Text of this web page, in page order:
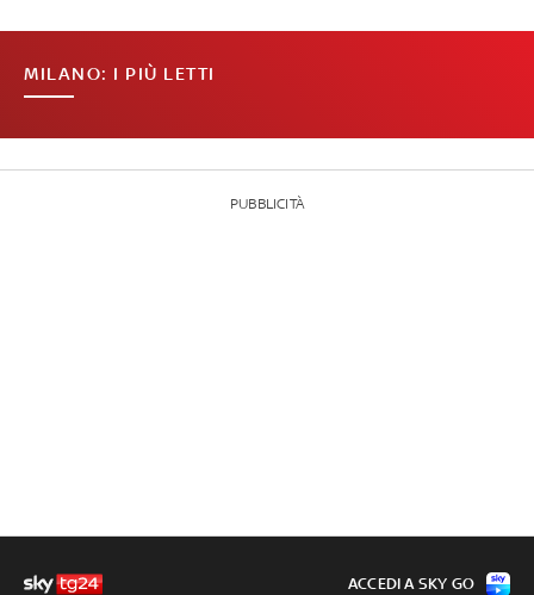
MILANO: I PIÙ LETTI
PUBBLICITÀ
ACCEDI A SKY GO